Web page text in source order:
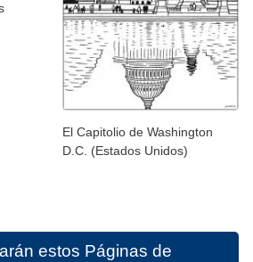
El Capitolio de Washington
D.C. (Estados Unidos)
estos Páginas de